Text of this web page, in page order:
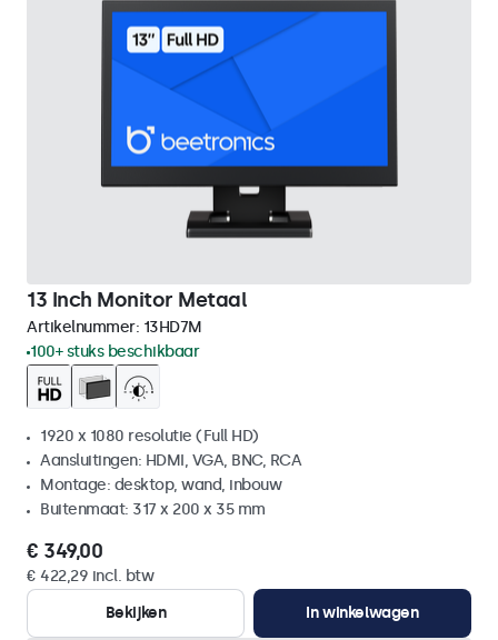
13 Inch Monitor Metaal
Artikelnummer: 13HD7M
100+ stuks beschikbaar
1920 x 1080 resolutie (Full HD)
Aansluitingen: HDMI, VGA, BNC, RCA
Montage: desktop, wand, inbouw
Buitenmaat: 317 x 200 x 35 mm
€ 349,00
€ 422,29 incl. btw
Bekijken
In winkelwagen